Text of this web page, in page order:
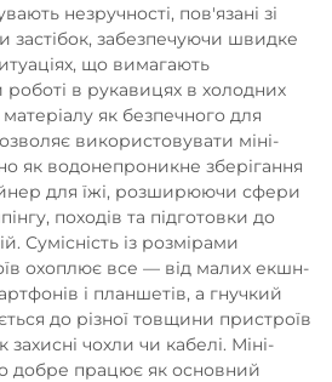
незручності, пов'язані зі
забезпечуючи швидке
що вимагають
роботі в рукавицях в холодних
як безпечного для
використовувати міні-
як водонепроникне зберігання
для їжі, розширюючи сфери
походів та підготовки до
Сумісність із розмірами
охоплює все — від малих екшн-
і планшетів, а гнучкий
до різної товщини пристроїв
захисні чохли чи кабелі. Міні-
добре працює як основний